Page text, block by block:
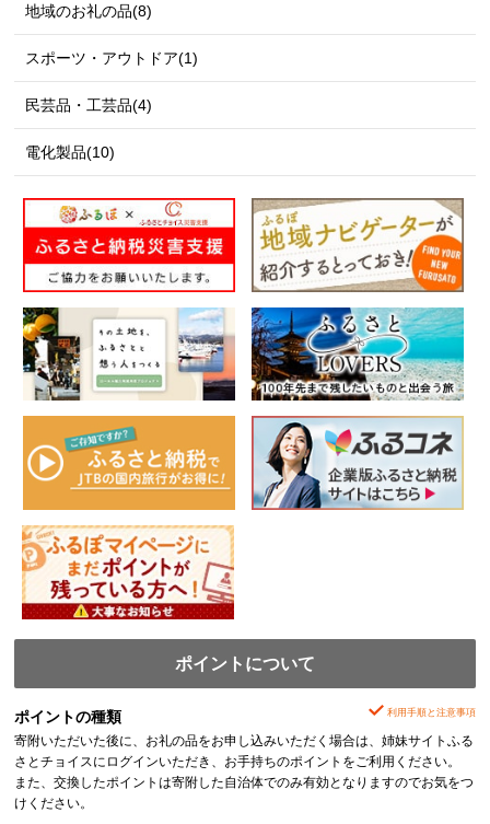
地域のお礼の品(8)
スポーツ・アウトドア(1)
民芸品・工芸品(4)
電化製品(10)
ポイントについて
ポイントの種類 利用手順と注意事項
寄附いただいた後に、お礼の品をお申し込みいただく場合は、姉妹サイトふる
さとチョイスにログインいただき、お手持ちのポイントをご利用ください。
また、交換したポイントは寄附した自治体でのみ有効となりますのでお気をつ
けください。